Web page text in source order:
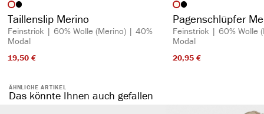
Artikelfarbe
Taillenslip Merino
Feinstrick | 60% Wolle (Merino) | 40%
Modal
19,50 €​
Artikelfarbe
Pagenschlüpfer
Feinstrick | 60% Wolle
Modal
20,95 €​
ÄHNLICHE ARTIKEL
Das könnte Ihnen auch gefallen